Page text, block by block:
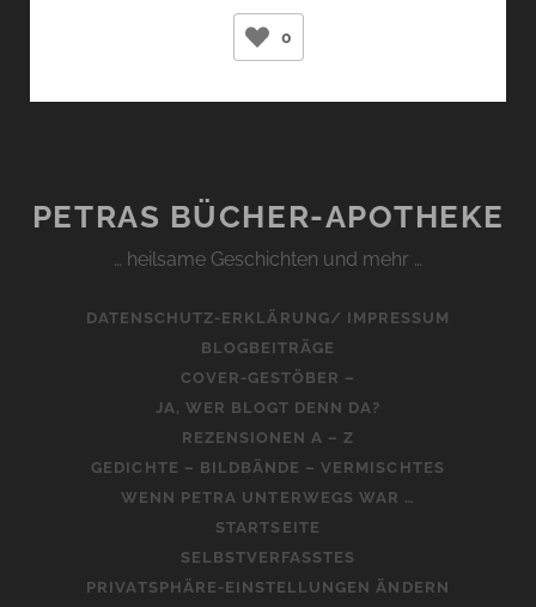
KAPOOR)
0
PETRAS BÜCHER-APOTHEKE
… heilsame Geschichten und mehr …
DATENSCHUTZ-ERKLÄRUNG/ IMPRESSUM
BLOGBEITRÄGE
COVER-GESTÖBER –
JA, WER BLOGT DENN DA?
REZENSIONEN A – Z
GEDICHTE – BILDBÄNDE – VERMISCHTES
WENN PETRA UNTERWEGS WAR …
STARTSEITE
SELBSTVERFASSTES
PRIVATSPHÄRE-EINSTELLUNGEN ÄNDERN